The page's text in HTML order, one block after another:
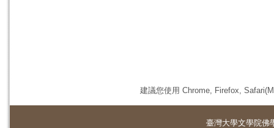
建議您使用 Chrome, Firefox,
臺灣大學文學院佛